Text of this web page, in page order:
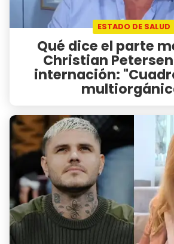
ESTADO DE SALUD
Qué dice el parte
Christian
internación: